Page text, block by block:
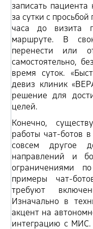
записать
за сутки с
часа до визита
маршруте. В
перенести или
самостоятельно,
время суток.
девиз клиник
решение для
целей.
Конечно,
работы чат-ботов
совсем другое
направлений и
ограничениями
примеры чат-
требуют
Изначально в
акцент на
интеграцию с МИС.